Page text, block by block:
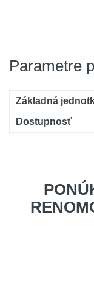
Parametre
Základná
Dostupnosť